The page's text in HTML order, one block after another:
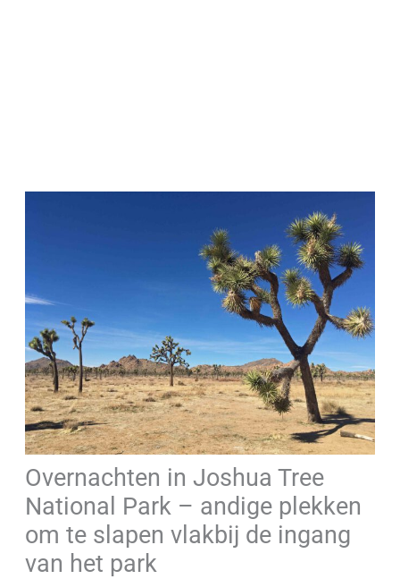
Overnachten in Joshua Tree
National Park – andige plekken
om te slapen vlakbij de ingang
van het park